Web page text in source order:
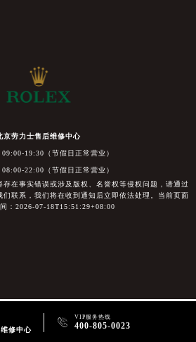
京劳力士售后维修中心
09:00-19:30（节假日正常营业）
22:00（节假日正常营业）
在事实错误或涉及版权、名誉权等侵权问题，请通过
们联系，我们将在收到通知后立即依法处理。当前页面
：2026-07-18T15:51:29+08:00
修中心
 VIP服务热线
400-805-0023